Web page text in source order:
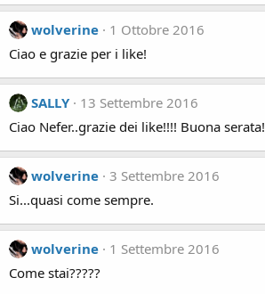
wolverine
1 Ottobre 2016
Ciao e grazie per i like!
SALLY
13 Settembre 2016
Ciao Nefer..grazie dei like!!!! Buona serata!
wolverine 3 Settembre 2016
Si...quasi come sempre.
wolverine
1 Settembre 2016
Come stai?????